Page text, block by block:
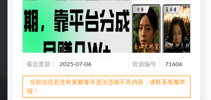
最近更新 2025-07-06 资源编号 71606
当前信息若含有黄赌毒等违法违规不良内容，请联系客服举
报！